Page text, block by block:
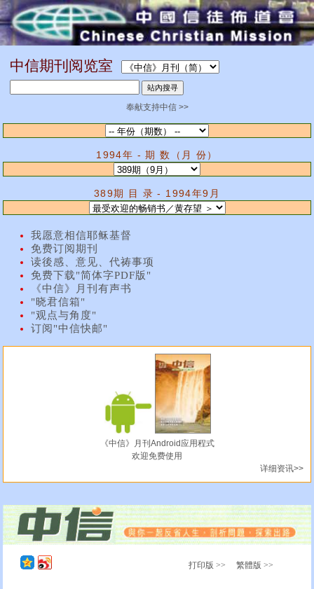
中信期刊阅览室
奉献支持中信 >>
1994年 - 期 数（月 份）
389期 目 录 - 1994年9月
我愿意相信耶稣基督
免费订阅期刊
读後感、意见、代祷事项
免费下载"简体字PDF版"
《中信》月刊有声书
"晓君信箱"
"观点与角度"
订阅"中信快邮"
《中信》月刊Android应用程式
欢迎免费使用
详细资讯>>
打印版 >> 繁體版 >>